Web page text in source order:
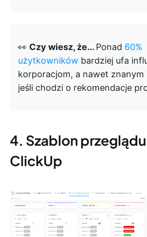
👀 Czy wiesz, że... Ponad 60%
użytkowników bardziej ufa
korporacjom, a nawet znanym
jeśli chodzi o rekomendacje
4. Szablon
ClickUp